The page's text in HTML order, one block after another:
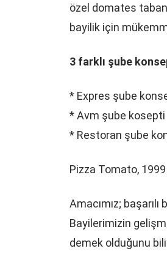
özel domates
bayilik için
3 farklı şube
* Expres şube
* Avm şube kosepti
* Restoran şube
Pizza Tomato,
Amacımız;
Bayilerimizin
demek olduğunu